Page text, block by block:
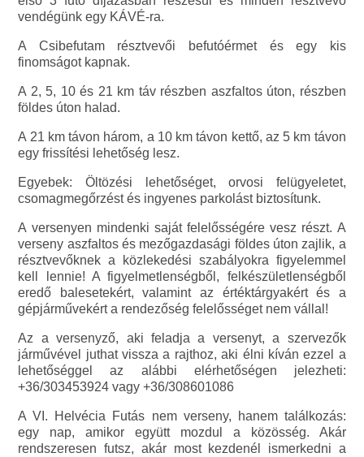
vendégünk egy KÁVÉ-ra.
A Csibefutam résztvevői befutóérmet és egy kis
finomságot kapnak.
A 2, 5, 10 és 21 km táv részben aszfaltos úton, részben
földes úton halad.
A 21 km távon három, a 10 km távon kettő, az 5 km távon
egy frissítési lehetőség lesz.
Egyebek: Öltözési lehetőséget, orvosi felügyeletet,
csomagmegőrzést és ingyenes parkolást biztosítunk.
A versenyen mindenki saját felelősségére vesz részt. A
verseny aszfaltos és mezőgazdasági földes úton zajlik, a
résztvevőknek a közlekedési szabályokra figyelemmel
kell lennie! A figyelmetlenségből, felkészületlenségből
eredő balesetekért, valamint az értéktárgyakért és a
gépjárművekért a rendezőség felelősséget nem vállal!
Az a versenyző, aki feladja a versenyt, a szervezők
járművével juthat vissza a rajthoz, aki élni kíván ezzel a
lehetőséggel az alábbi elérhetőségen jelezheti:
+36/303453924 vagy +36/308601086
A VI. Helvécia Futás nem verseny, hanem találkozás:
egy nap, amikor együtt mozdul a közösség. Akár
rendszeresen futsz, akár most kezdenél ismerkedni a